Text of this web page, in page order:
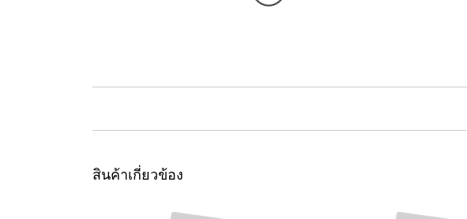
สินค้าเกี่ยวข้อง